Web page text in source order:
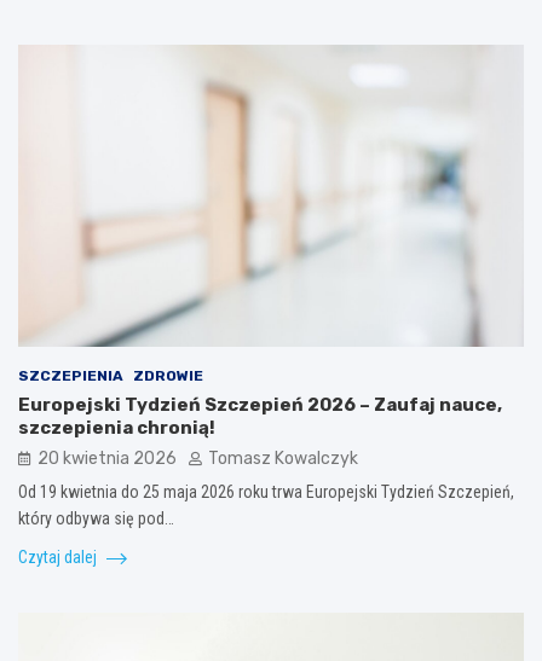
SZCZEPIENIA ZDROWIE
Europejski Tydzień Szczepień 2026 – Zaufaj nauce,
szczepienia chronią!
20 kwietnia 2026 Tomasz Kowalczyk
Od 19 kwietnia do 25 maja 2026 roku trwa Europejski Tydzień Szczepień,
który odbywa się pod…
Czytaj dalej